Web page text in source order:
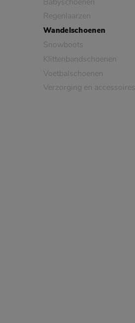
Regenlaarzen
Wandelschoenen
Snowboots
Klittenbandschoenen
Voetbalschoenen
Verzorging en accessoires